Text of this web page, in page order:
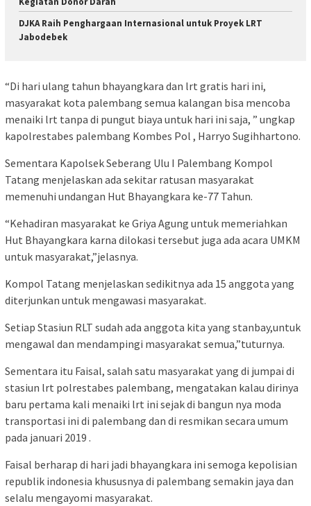
DJKA Raih Penghargaan Internasional untuk Proyek LRT
Jabodebek
“Di hari ulang tahun bhayangkara dan lrt gratis hari ini,
masyarakat kota palembang semua kalangan bisa mencoba
menaiki lrt tanpa di pungut biaya untuk hari ini saja, ” ungkap
kapolrestabes palembang Kombes Pol , Harryo Sugihhartono.
Sementara Kapolsek Seberang Ulu I Palembang Kompol
Tatang menjelaskan ada sekitar ratusan masyarakat
memenuhi undangan Hut Bhayangkara ke-77 Tahun.
“Kehadiran masyarakat ke Griya Agung untuk memeriahkan
Hut Bhayangkara karna dilokasi tersebut juga ada acara UMKM
untuk masyarakat,”jelasnya.
Kompol Tatang menjelaskan sedikitnya ada 15 anggota yang
diterjunkan untuk mengawasi masyarakat.
Setiap Stasiun RLT sudah ada anggota kita yang stanbay,untuk
mengawal dan mendampingi masyarakat semua,”tuturnya.
Sementara itu Faisal, salah satu masyarakat yang di jumpai di
stasiun lrt polrestabes palembang, mengatakan kalau dirinya
baru pertama kali menaiki lrt ini sejak di bangun nya moda
transportasi ini di palembang dan di resmikan secara umum
pada januari 2019 .
Faisal berharap di hari jadi bhayangkara ini semoga kepolisian
republik indonesia khususnya di palembang semakin jaya dan
selalu mengayomi masyarakat.